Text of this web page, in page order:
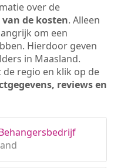
over de
de kosten. Alleen
om een
Hierdoor geven
in Maasland.
regio en klik op de
reviews en